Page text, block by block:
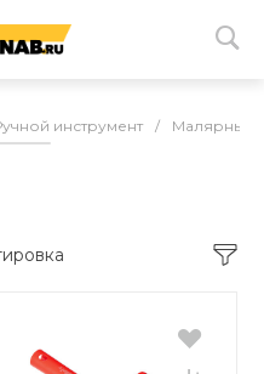
инструмент / Малярный